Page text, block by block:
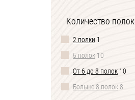
Количество полок
2 полки 1
5 полок 10
От 6 до 8 полок 10
Больше 8 полок8